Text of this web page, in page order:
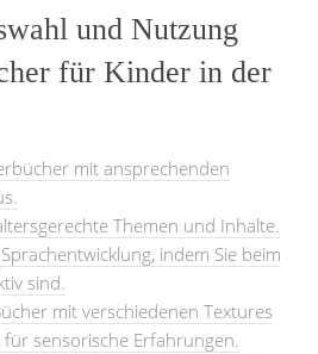
und Nutzung
für Kinder in der
mit ansprechenden
Themen und Inhalte.
indem Sie beim
sind.
mit verschiedenen Textures
sensorische Erfahrungen.